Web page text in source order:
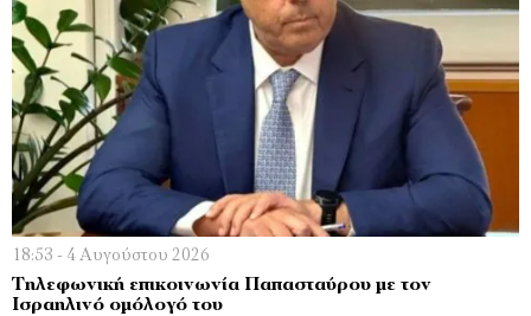
18:53 - 4 Αυγούστου 2026
Τηλεφωνική επικοινωνία Παπασταύρου με τον
Ισραηλινό ομόλογό του